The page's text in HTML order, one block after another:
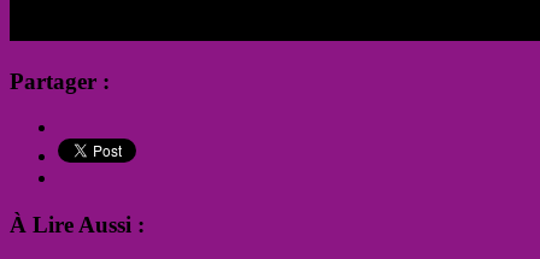
Partager :
À Lire Aussi :